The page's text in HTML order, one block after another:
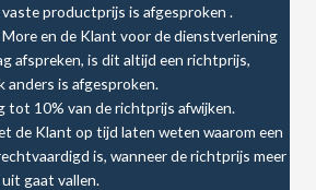
productprijs is afgesproken .
en de Klant voor de dienstverlening
afspreken, is dit altijd een richtprijs,
anders is afgesproken.
tot 10% van de richtprijs afwijken.
de Klant op tijd laten weten waarom een
is, wanneer de richtprijs meer
gaat vallen.